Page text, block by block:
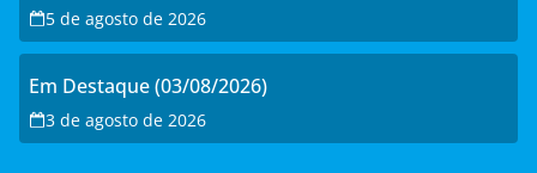
5 de agosto de 2026
Em Destaque (03/08/2026)
3 de agosto de 2026